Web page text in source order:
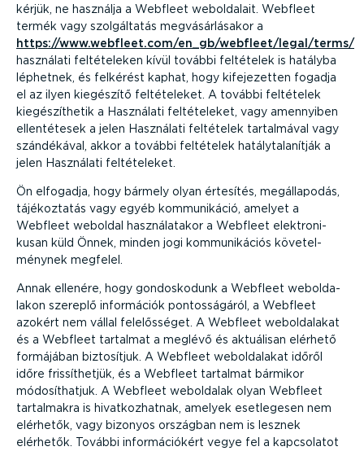
kérjük, ne használja a Webfleet weboldalait. Webfleet
termék vagy szolgál­tatás megvá­sár­lá­sakor a
https://www.webfleet.com/en_gb/webfleet/legal/terms/
használati felté­te­leken kívül további feltételek is hatályba
léphetnek, és felkérést kaphat, hogy kifeje­zetten fogadja
el az ilyen kiegészítő felté­te­leket. A további feltételek
kiegé­szít­hetik a Használati felté­te­leket, vagy amennyiben
ellen­té­tesek a jelen Használati feltételek tartalmával vagy
szándékával, akkor a további feltételek hatály­ta­la­nítják a
jelen Használati felté­te­leket.
Ön elfogadja, hogy bármely olyan értesítés, megál­la­podás,
tájékoz­tatás vagy egyéb kommu­ni­káció, amelyet a
Webfleet weboldal haszná­la­takor a Webfleet elekt­ro­ni­
kusan küld Önnek, minden jogi kommu­ni­kációs követel­
ménynek megfelel.
Annak ellenére, hogy gondos­kodunk a Webfleet webol­da­
lakon szereplő információk pontos­sá­gáról, a Webfleet
azokért nem vállal felelős­séget. A Webfleet webol­da­lakat
és a Webfleet tartalmat a meglévő és aktuálisan elérhető
formájában biztosítjuk. A Webfleet webol­da­lakat időről
időre frissít­hetjük, és a Webfleet tartalmat bármikor
módosít­hatjuk. A Webfleet weboldalak olyan Webfleet
tartalmakra is hivat­koz­hatnak, amelyek esetlegesen nem
elérhetők, vagy bizonyos országban nem is lesznek
elérhetők. További infor­má­ci­ókért vegye fel a kapcsolatot